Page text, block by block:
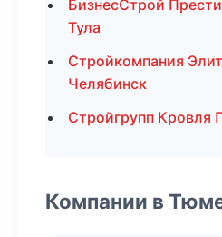
БизнесСтрой
Тула
Стройкомпания
Челябинск
Стройгрупп
Компании в